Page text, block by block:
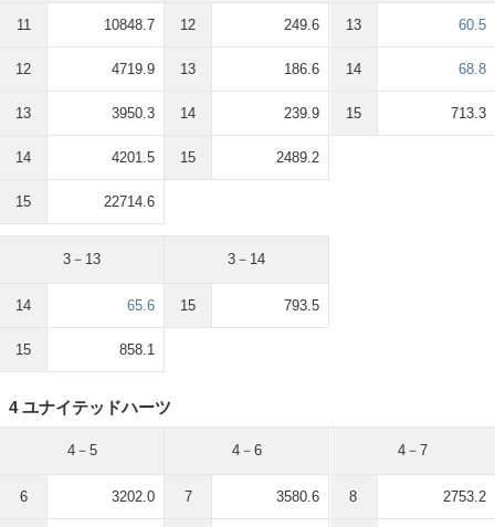
11 10848.7
12 4719.9
13 3950.3
14 4201.5
15 22714.6
12 249.6
13 186.6
14 239.9
15 2489.2
13 60.5
14 68.8
15 713.3
3－13
14 65.6
15 858.1
3－14
15 793.5
4 ユナイテッドハーツ
4－5
6 3202.0
4－6
7 3580.6
4－7
8 2753.2